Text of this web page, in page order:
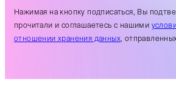
Нажимая на кнопку подписаться, Вы
прочитали и соглашаетесь с нашими
отношении хранения данных,